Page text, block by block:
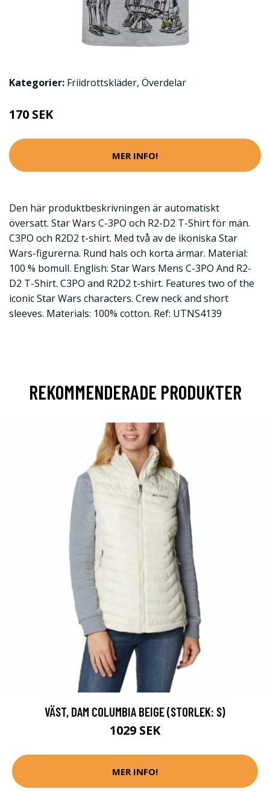
Kategorier: Friidrottskläder, Överdelar
170 SEK
MER INFO!
Den här produktbeskrivningen är automatiskt
översatt. Star Wars C-3PO och R2-D2 T-Shirt för män.
C3PO och R2D2 t-shirt. Med två av de ikoniska Star
Wars-figurerna. Rund hals och korta ärmar. Material:
100 % bomull. English: Star Wars Mens C-3PO And R2-
D2 T-Shirt. C3PO and R2D2 t-shirt. Features two of the
iconic Star Wars characters. Crew neck and short
sleeves. Materials: 100% cotton. Ref: UTNS4139
REKOMMENDERADE PRODUKTER
VÄST, DAM COLUMBIA BEIGE (STORLEK: S)
1029 SEK
MER INFO!